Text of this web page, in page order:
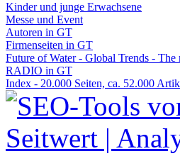
Kinder und junge Erwachsene
Messe und Event
Autoren in GT
Firmenseiten in GT
Future of Water - Global Trends -
RADIO in GT
Index - 20.000 Seiten, ca. 52.000